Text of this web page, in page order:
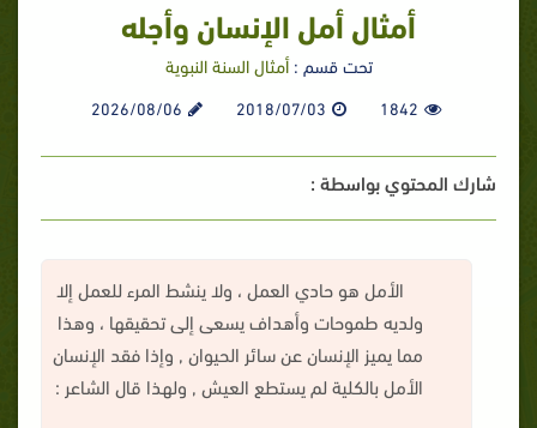
أمثال أمل الإنسان وأجله
تحت قسم :أمثال السنة النبوية
1842
2018/07/03
2026/08/06
شارك المحتوي بواسطة :
الأمل هو حادي العمل ، ولا ينشط المرء للعمل إلا
ولديه طموحات وأهداف يسعى إلى تحقيقها ، وهذا
مما يميز الإنسان عن سائر الحيوان , وإذا فقد الإنسان
الأمل بالكلية لم يستطع العيش , ولهذا قال الشاعر :